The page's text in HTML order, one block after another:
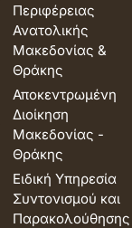
Περιφέρειας
Ανατολικής
Μακεδονίας &
Θράκης
Αποκεντρωμένη
Διοίκηση
Μακεδονίας -
Θράκης
Ειδική Υπηρεσία
Συντονισμού και
Παρακολούθησης